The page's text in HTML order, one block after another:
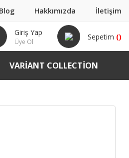
Blog Hakkımızda İletişim
Giriş Yap
Üye Ol
Sepetim ()
VARIANT COLLECTION